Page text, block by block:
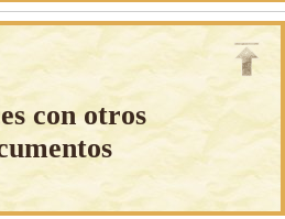
con otros